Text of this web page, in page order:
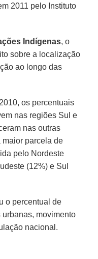
2011 pelo Instituto
Indígenas, o
sobre a localização
ao longo das
os percentuais
nas regiões Sul e
nas outras
maior parcela de
pelo Nordeste
(12%) e Sul
o percentual de
movimento
nacional.